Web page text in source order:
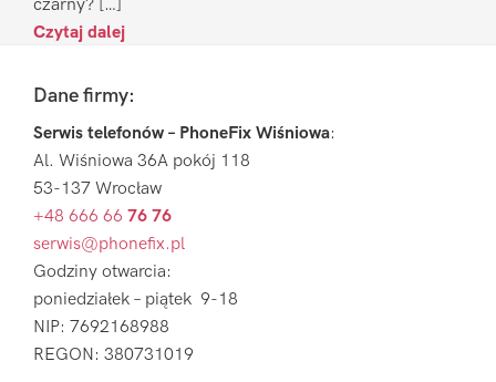
czarny? […]
Czytaj dalej
FooterDane firmy:
Serwis telefonów – PhoneFix Wiśniowa:
Al. Wiśniowa 36A pokój 118
53-137 Wrocław
+48 666 66 76 76
serwis@phonefix.pl
Godziny otwarcia:
poniedziałek – piątek 9-18
NIP: 7692168988
REGON: 380731019